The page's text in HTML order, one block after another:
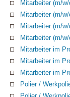
Mitarbeiter (m/
Mitarbeiter (m/
Mitarbeiter (m/
Mitarbeiter (m/
Mitarbeiter im
Mitarbeiter im
Mitarbeiter im
Polier /